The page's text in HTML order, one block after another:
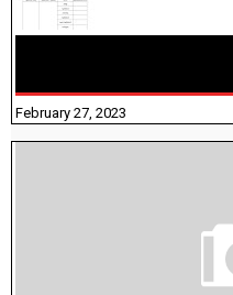
February 27, 2023